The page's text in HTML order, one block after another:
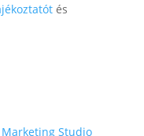
és
Studio